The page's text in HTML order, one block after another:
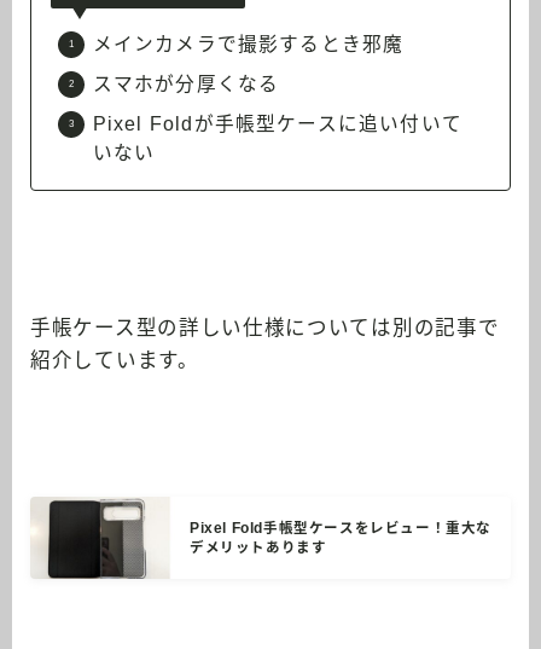
メインカメラで撮影するとき邪魔
スマホが分厚くなる
Pixel Foldが手帳型ケースに追い付いて
いない
手帳ケース型の詳しい仕様については別の記事で
紹介しています。
Pixel Fold手帳型ケースをレビュー！重大な
デメリットあります